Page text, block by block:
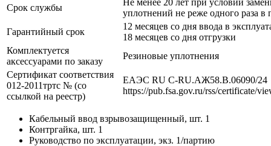
Срок службы
уплотнений не реже одного раза в
Гарантийный срок
12 месяцев со дня ввода в
18 месяцев со дня отгрузки
Комплектуется
аксессуарами по заказу
Резиновые уплотнения
Сертификат соответствия
012-2011тртс № (со
ссылкой на реестр)
ЕАЭС RU С-RU.АЖ58.В.06090/24
https://pub.fsa.gov.ru/rss/certificate/
Кабельный ввод взрывозащищенный, шт. 1
Контргайка, шт. 1
Руководство по эксплуатации, экз. 1/партию